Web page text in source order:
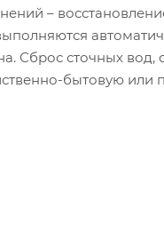
–
Сброс сточных
бытовую или